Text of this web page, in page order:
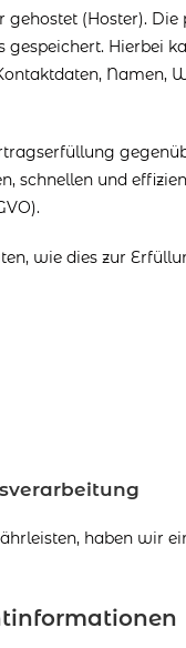
(Hoster).
Hierbei
Namen,
schnellen und
wie dies zur
haben wir